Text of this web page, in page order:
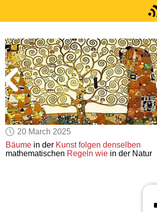
20 March 2025
Bäume in der Kunst folgen denselben
mathematischen Regeln wie in der Natur